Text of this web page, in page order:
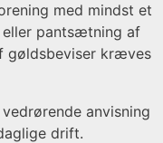
med mindst et
eller pantsætning af
gøldsbeviser kræves
anvisning
drift.